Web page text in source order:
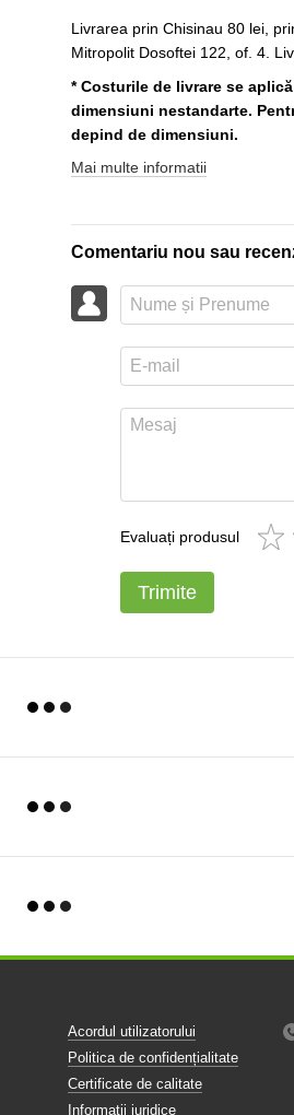
Livrarea prin Chisinau 80 lei,
Mitropolit Dosoftei 122, of. 4.
* Costurile de livrare se
dimensiuni nestandarte.
depind de dimensiuni.
Mai multe informatii
Comentariu nou sau
Evaluați produsul
Trimite
Acordul utilizatorului
Politica de confidențialitate
Certificate de calitate
Informații juridice